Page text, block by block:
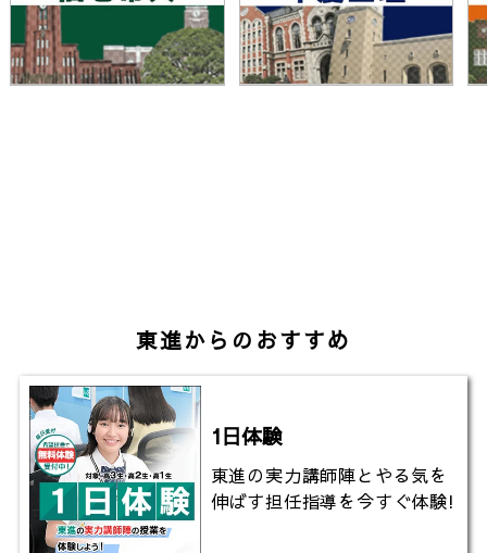
東進からのおすすめ
1日体験
東進の実力講師陣とやる気を
伸ばす担任指導を今すぐ体験!